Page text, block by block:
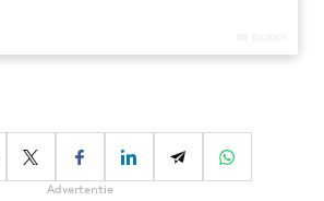
Advertentie